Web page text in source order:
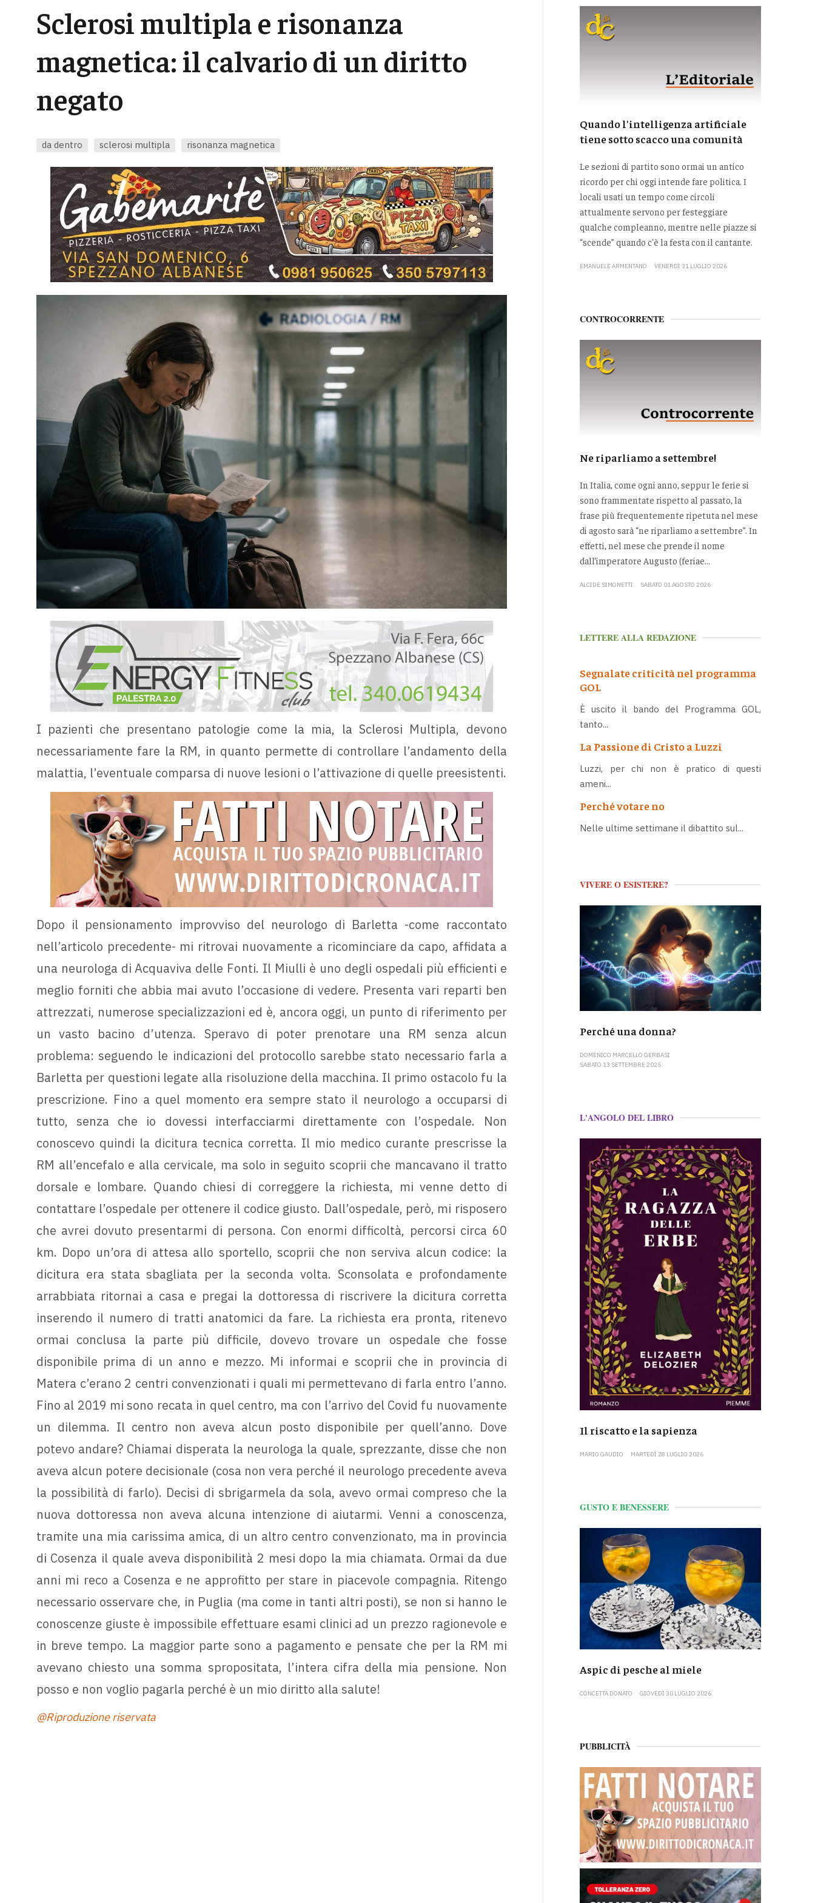
Sclerosi multipla e risonanza
magnetica: il calvario di un diritto
negato
da dentro sclerosi multipla risonanza magnetica
I pazienti che presentano patologie come la mia, la Sclerosi Multipla, devono
necessariamente fare la RM, in quanto permette di controllare l’andamento della
malattia, l’eventuale comparsa di nuove lesioni o l’attivazione di quelle preesistenti.
Dopo il pensionamento improvviso del neurologo di Barletta -come raccontato
nell’articolo precedente- mi ritrovai nuovamente a ricominciare da capo, affidata a
una neurologa di Acquaviva delle Fonti. Il Miulli è uno degli ospedali più efficienti e
meglio forniti che abbia mai avuto l’occasione di vedere. Presenta vari reparti ben
attrezzati, numerose specializzazioni ed è, ancora oggi, un punto di riferimento per
un vasto bacino d’utenza. Speravo di poter prenotare una RM senza alcun
problema: seguendo le indicazioni del protocollo sarebbe stato necessario farla a
Barletta per questioni legate alla risoluzione della macchina. Il primo ostacolo fu la
prescrizione. Fino a quel momento era sempre stato il neurologo a occuparsi di
tutto, senza che io dovessi interfacciarmi direttamente con l’ospedale. Non
conoscevo quindi la dicitura tecnica corretta. Il mio medico curante prescrisse la
RM all’encefalo e alla cervicale, ma solo in seguito scoprii che mancavano il tratto
dorsale e lombare. Quando chiesi di correggere la richiesta, mi venne detto di
contattare l’ospedale per ottenere il codice giusto. Dall’ospedale, però, mi risposero
che avrei dovuto presentarmi di persona. Con enormi difficoltà, percorsi circa 60
km. Dopo un’ora di attesa allo sportello, scoprii che non serviva alcun codice: la
dicitura era stata sbagliata per la seconda volta. Sconsolata e profondamente
arrabbiata ritornai a casa e pregai la dottoressa di riscrivere la dicitura corretta
inserendo il numero di tratti anatomici da fare. La richiesta era pronta, ritenevo
ormai conclusa la parte più difficile, dovevo trovare un ospedale che fosse
disponibile prima di un anno e mezzo. Mi informai e scoprii che in provincia di
Matera c’erano 2 centri convenzionati i quali mi permettevano di farla entro l’anno.
Fino al 2019 mi sono recata in quel centro, ma con l’arrivo del Covid fu nuovamente
un dilemma. Il centro non aveva alcun posto disponibile per quell’anno. Dove
potevo andare? Chiamai disperata la neurologa la quale, sprezzante, disse che non
aveva alcun potere decisionale (cosa non vera perché il neurologo precedente aveva
la possibilità di farlo). Decisi di sbrigarmela da sola, avevo ormai compreso che la
nuova dottoressa non aveva alcuna intenzione di aiutarmi. Venni a conoscenza,
tramite una mia carissima amica, di un altro centro convenzionato, ma in provincia
di Cosenza il quale aveva disponibilità 2 mesi dopo la mia chiamata. Ormai da due
anni mi reco a Cosenza e ne approfitto per stare in piacevole compagnia. Ritengo
necessario osservare che, in Puglia (ma come in tanti altri posti), se non si hanno le
conoscenze giuste è impossibile effettuare esami clinici ad un prezzo ragionevole e
in breve tempo. La maggior parte sono a pagamento e pensate che per la RM mi
avevano chiesto una somma spropositata, l’intera cifra della mia pensione. Non
posso e non voglio pagarla perché è un mio diritto alla salute!
@Riproduzione riservata
Quando l'intelligenza artificiale
tiene sotto scacco una comunità
Le sezioni di partito sono ormai un antico
ricordo per chi oggi intende fare politica. I
locali usati un tempo come circoli
attualmente servono per festeggiare
qualche compleanno, mentre nelle piazze si
“scende” quando c'è la festa con il cantante.
EMANUELE ARMENTANO VENERDÌ 31 LUGLIO 2026
CONTROCORRENTE
Ne riparliamo a settembre!
In Italia, come ogni anno, seppur le ferie si
sono frammentate rispetto al passato, la
frase più frequentemente ripetuta nel mese
di agosto sarà “ne riparliamo a settembre”. In
effetti, nel mese che prende il nome
dall’imperatore Augusto (feriae...
ALCIDE SIMONETTI SABATO 01 AGOSTO 2026
LETTERE ALLA REDAZIONE
Segnalate criticità nel programma
GOL
È uscito il bando del Programma GOL,
tanto...
La Passione di Cristo a Luzzi
Luzzi, per chi non è pratico di questi
ameni...
Perché votare no
Nelle ultime settimane il dibattito sul...
VIVERE O ESISTERE?
Perché una donna?
DOMENICO MARCELLO GERBASI
SABATO 13 SETTEMBRE 2025
L'ANGOLO DEL LIBRO
Il riscatto e la sapienza
MARIO GAUDIO MARTEDÌ 28 LUGLIO 2026
GUSTO E BENESSERE
Aspic di pesche al miele
CONCETTA DONATO GIOVEDÌ 30 LUGLIO 2026
PUBBLICITÀ